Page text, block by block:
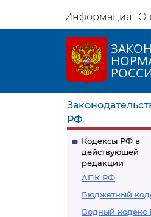
Информация О
РФ
Кодексы РФ в
действующей
редакции
АПК РФ
Бюджетный
Водный кодекс